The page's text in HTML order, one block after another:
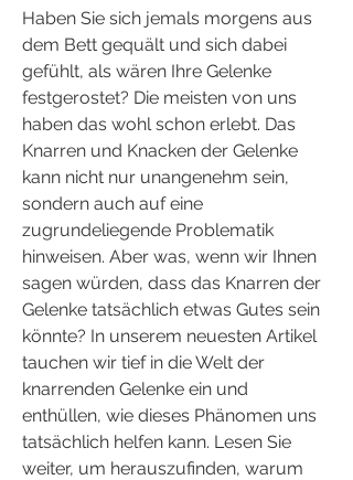
Haben Sie sich jemals morgens aus
dem Bett gequält und sich dabei
gefühlt, als wären Ihre Gelenke
festgerostet? Die meisten von uns
haben das wohl schon erlebt. Das
Knarren und Knacken der Gelenke
kann nicht nur unangenehm sein,
sondern auch auf eine
zugrundeliegende Problematik
hinweisen. Aber was, wenn wir Ihnen
sagen würden, dass das Knarren der
Gelenke tatsächlich etwas Gutes sein
könnte? In unserem neuesten Artikel
tauchen wir tief in die Welt der
knarrenden Gelenke ein und
enthüllen, wie dieses Phänomen uns
tatsächlich helfen kann. Lesen Sie
weiter, um herauszufinden, warum